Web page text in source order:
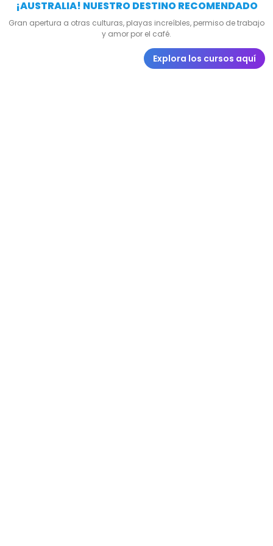
¡AUSTRALIA! NUESTRO DESTINO RECOMENDADO
Gran apertura a otras culturas, playas increíbles, permiso de trabajo
y amor por el café.
Explora los cursos aquí